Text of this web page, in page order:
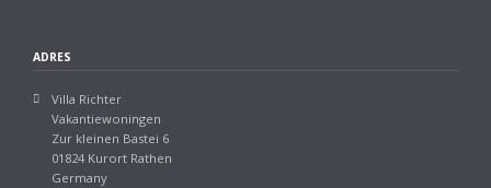
ADRES
Villa Richter
Vakantiewoningen
Zur kleinen Bastei 6
01824 Kurort Rathen
Germany